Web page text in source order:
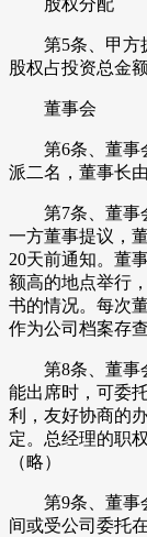
第5条、甲方拥
股权占投资总金
董事会
第6条、董事会
派二名，董事长
第7条、董事会
一方董事提议，
20天前通知。董
额高的地点举行
书的情况。每次
作为公司档案存
第8条、董事会
能出席时，可委
利，友好协商的
定。总经理的职
（略）
第9条、董事会
间或受公司委托